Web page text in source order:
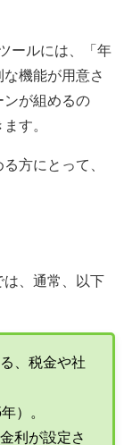
ールには、「年
機能が用意さ
ンが組めるの
す。
方にとって、
は、通常、以下
、税金や社
）。
利が設定さ